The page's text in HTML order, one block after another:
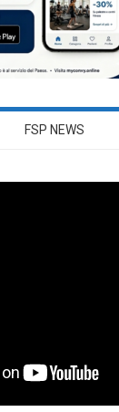
FSP NEWS